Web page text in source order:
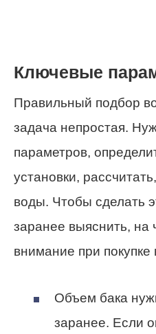
Ключевые
Правильный подбор
задача непростая.
параметров,
установки,
воды. Чтобы сделать
заранее выяснить, на
внимание при покупке
Объем бака
заранее. Если